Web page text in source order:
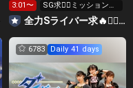
3:01〜
SG求❤️‍🔥ミッション無
料ライバー王 S求👑
全力Sライバー求🔥❤️‍🔥147cm深川史那のルーム🐸🎈
6783 Daily 41 days